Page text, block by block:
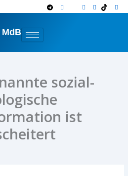
MdB
sozial-
ist